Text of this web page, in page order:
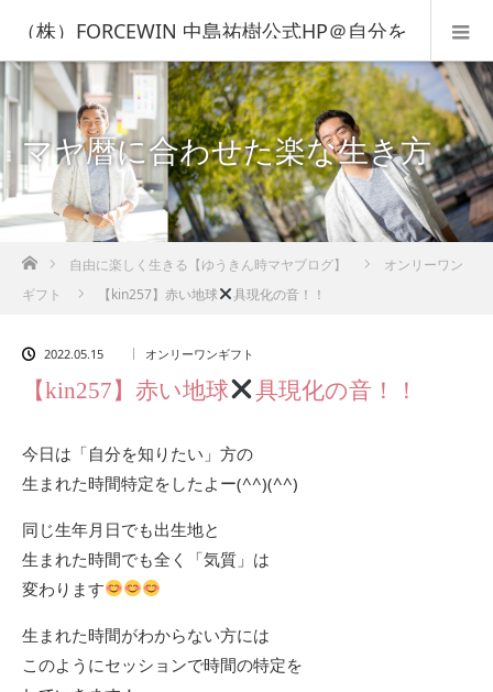
（株）FORCEWIN 中島祐樹公式HP＠自分を
知って人生を変える！
マヤ暦に合わせた楽な生き方
ホーム自由に楽しく生きる【ゆうきん時マヤブログ】
オンリーワン
ギフト
【kin257】赤い地球 具現化の音！！
2022.05.15 オンリーワンギフト
【kin257】赤い地球 具現化の音！！
今日は「自分を知りたい」方の
生まれた時間特定をしたよー(^^)(^^)
同じ生年月日でも出生地と
生まれた時間でも全く「気質」は
変わります
生まれた時間がわからない方には
このようにセッションで時間の特定を